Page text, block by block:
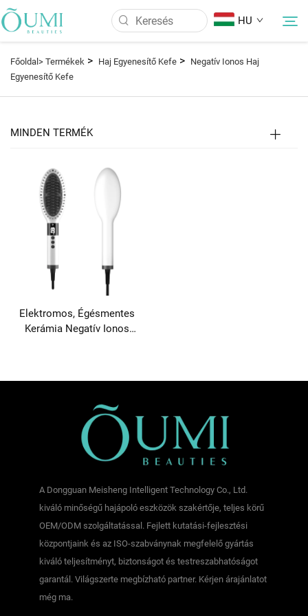
HU
Termékek
Alkalmazás
Főoldal> Termékek > Haj Egyenesítő Kefe > Negatív Ionos Haj
Egyenesítő Kefe
MINDEN TERMÉK
Elektromos, Égésmentes
Kerámia Negatív Ionos
A Dongguan Meisheng Intelligent Technology Co., Ltd.
kiváló minőségű hajápoló eszközök szakértője, teljes körű
OEM/ODM szolgáltatással. Fejlett kutatási-fejlesztési
központjaink és az ISO-szabványnak megfelelő gyártás
kiváló teljesítményt, biztonságot és testreszabhatóságot
garantál. Világszerte megbízható partner. Kérjen árajánlatot
még ma.